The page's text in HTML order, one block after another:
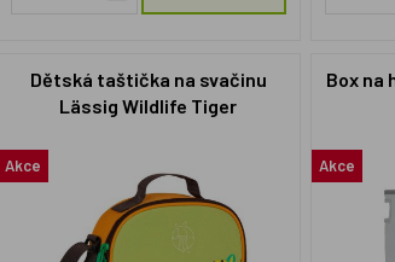
Dětská taštička na svačinu
Lässig Wildlife Tiger
Akce
Box na
Akce